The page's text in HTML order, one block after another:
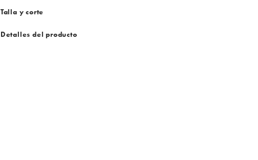
Talla y corte
Detalles del producto